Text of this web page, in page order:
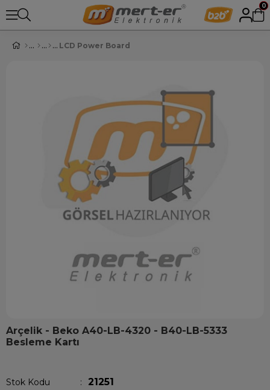
0
LCD Power Board
Arçelik - Beko A40-LB-4320 - B40-LB-5333
Besleme Kartı
Stok Kodu 21251